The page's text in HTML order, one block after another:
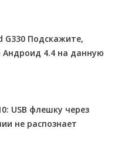
G330 Подскажите,
4.4 на данную
USB флешку через
не распознает